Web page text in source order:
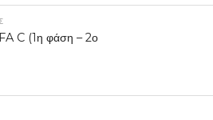
C (1η φάση – 2ο